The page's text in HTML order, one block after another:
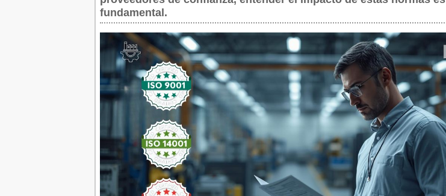
fundamental.